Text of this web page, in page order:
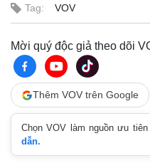
Tag: VOV
Mời quý độc giả theo dõi
Thêm VOV trên Google
Chọn VOV làm nguồn ưu
dẫn.